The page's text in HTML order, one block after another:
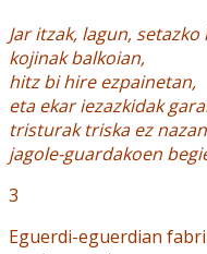
Jar itzak, lagun,
kojinak balkoian,
hitz bi hire ezpainetan,
eta ekar iezazkidak
tristurak triska ez nazan
jagole-guardakoen
3
Eguerdi-eguerdian